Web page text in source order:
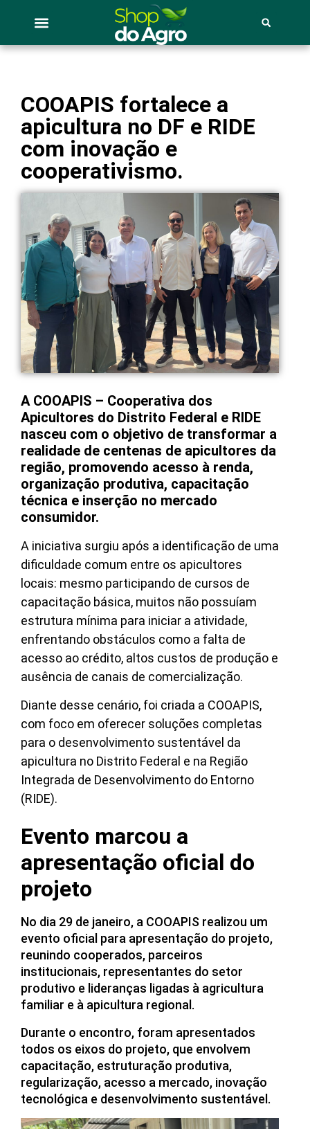
COOAPIS fortalece a
apicultura no DF e RIDE
com inovação e
cooperativismo.
A COOAPIS – Cooperativa dos
Apicultores do Distrito Federal e RIDE
nasceu com o objetivo de transformar a
realidade de centenas de apicultores da
região, promovendo acesso à renda,
organização produtiva, capacitação
técnica e inserção no mercado
consumidor.
A iniciativa surgiu após a identificação de uma
dificuldade comum entre os apicultores
locais: mesmo participando de cursos de
capacitação básica, muitos não possuíam
estrutura mínima para iniciar a atividade,
enfrentando obstáculos como a falta de
acesso ao crédito, altos custos de produção e
ausência de canais de comercialização.
Diante desse cenário, foi criada a COOAPIS,
com foco em oferecer soluções completas
para o desenvolvimento sustentável da
apicultura no Distrito Federal e na Região
Integrada de Desenvolvimento do Entorno
(RIDE).
Evento marcou a
apresentação oficial do
projeto
No dia 29 de janeiro, a COOAPIS realizou um
evento oficial para apresentação do projeto,
reunindo cooperados, parceiros
institucionais, representantes do setor
produtivo e lideranças ligadas à agricultura
familiar e à apicultura regional.
Durante o encontro, foram apresentados
todos os eixos do projeto, que envolvem
capacitação, estruturação produtiva,
regularização, acesso a mercado, inovação
tecnológica e desenvolvimento sustentável.